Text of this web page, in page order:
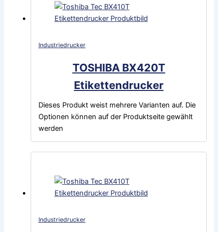
Industriedrucker
TOSHIBA BX420T
Etikettendrucker
Dieses Produkt weist mehrere Varianten auf. Die
Optionen können auf der Produktseite gewählt
werden
Industriedrucker